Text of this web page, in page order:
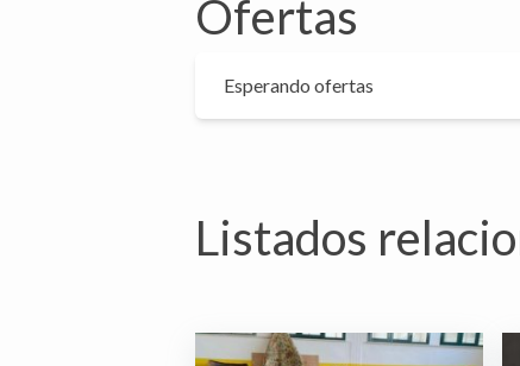
Ofertas
Esperando ofertas
Listados